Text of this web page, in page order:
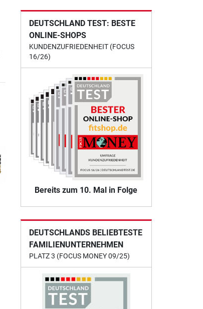
DEUTSCHLAND TEST: BESTE
ONLINE-SHOPS
KUNDENZUFRIEDENHEIT (FOCUS
16/26)
Bereits zum 10. Mal in Folge
DEUTSCHLANDS BELIEBTESTE
FAMILIENUNTERNEHMEN
PLATZ 3 (FOCUS MONEY 09/25)